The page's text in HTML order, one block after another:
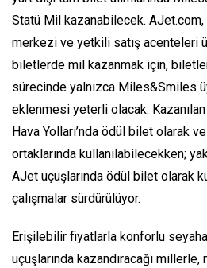
Statü Mil kazanabilecek. AJet.com,
merkezi ve yetkili satış acenteleri
biletlerde mil kazanmak için,
sürecinde yalnızca Miles&Smiles
eklenmesi yeterli olacak.
Hava Yolları’nda ödül bilet olarak
ortaklarında kullanılabilecekken;
AJet uçuşlarında ödül bilet olarak
çalışmalar sürdürülüyor.
Erişilebilir fiyatlarla konforlu
uçuşlarında kazandıracağı